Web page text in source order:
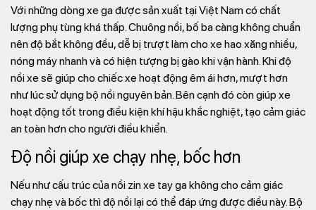
Với những dòng xe ga được sản xuất tại Việt Nam có chất
lượng phụ tùng khá thấp. Chuông nồi, bố ba càng không chuẩn
nên độ bắt không đều, dễ bị trượt làm cho xe hao xăng nhiều,
nóng máy nhanh và có hiện tượng bị gào khi vận hành. Khi độ
nồi xe sẽ giúp cho chiếc xe hoạt động êm ái hơn, mượt hơn
như lúc sử dụng bộ nồi nguyên bản. Bên cạnh đó còn giúp xe
hoạt động tốt trong điều kiện khí hậu khắc nghiệt, tạo cảm giác
an toàn hơn cho người điều khiển.
Độ nồi giúp xe chạy nhẹ, bốc hơn
Nếu như cấu trúc của nồi zin xe tay ga không cho cảm giác
chạy nhẹ và bốc thì độ nồi lại có thể đáp ứng được điều này. Bộ